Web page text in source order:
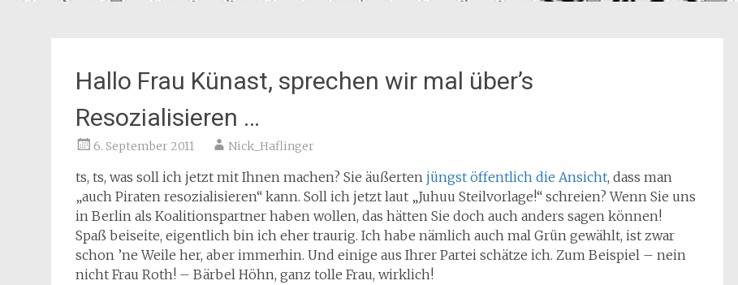
Hallo Frau Künast, sprechen wir mal über’s
Resozialisieren …
6. September 2011 Nick_Haflinger
ts, ts, was soll ich jetzt mit Ihnen machen? Sie äußerten jüngst öffentlich die Ansicht, dass man
„auch Piraten resozialisieren“ kann. Soll ich jetzt laut „Juhuu Steilvorlage!“ schreien? Wenn Sie uns
in Berlin als Koalitionspartner haben wollen, das hätten Sie doch auch anders sagen können!
Spaß beiseite, eigentlich bin ich eher traurig. Ich habe nämlich auch mal Grün gewählt, ist zwar
schon ’ne Weile her, aber immerhin. Und einige aus Ihrer Partei schätze ich. Zum Beispiel – nein
nicht Frau Roth! – Bärbel Höhn, ganz tolle Frau, wirklich!